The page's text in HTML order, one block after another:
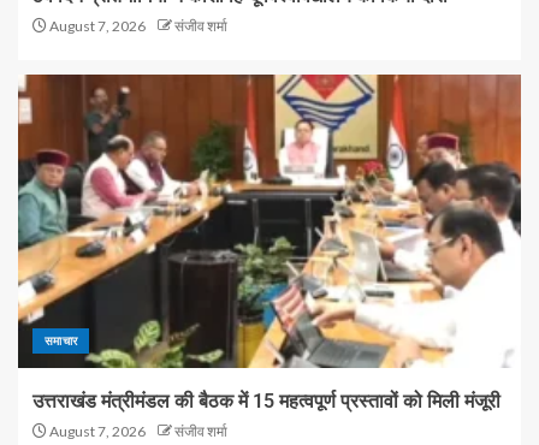
August 7, 2026 संजीव शर्मा
समाचार
उत्तराखंड मंत्रीमंडल की बैठक में 15 महत्वपूर्ण प्रस्तावों को मिली मंजूरी
August 7, 2026 संजीव शर्मा